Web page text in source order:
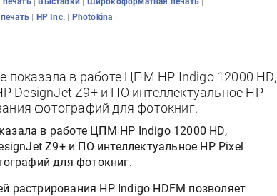
| HP Inc. | Photokina |
показала в работе ЦПМ HP Indigo 12000 HD,
DesignJet Z9+ и ПО интеллектуальное HP
фотографий для фотокниг.
в работе ЦПМ HP Indigo 12000 HD,
Z9+ и ПО интеллектуальное HP Pixel
для фотокниг.
растрирования HP Indigo HDFM позволяет